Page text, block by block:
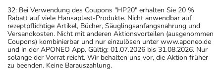
32: Bei Verwendung des Coupons "HP20" erhalten Sie 20 %
Rabatt auf viele Hansaplast-Produkte. Nicht anwendbar auf
rezeptpflichtige Artikel, Bücher, Säuglingsanfangsnahrung und
Versandkosten. Nicht mit anderen Aktionsvorteilen (ausgenommen
Coupons) kombinierbar und nur einzulösen unter www.aponeo.de
und in der APONEO App. Gültig: 01.07.2026 bis 31.08.2026. Nur
solange der Vorrat reicht. Wir behalten uns vor, die Aktion früher
zu beenden. Keine Barauszahlung.